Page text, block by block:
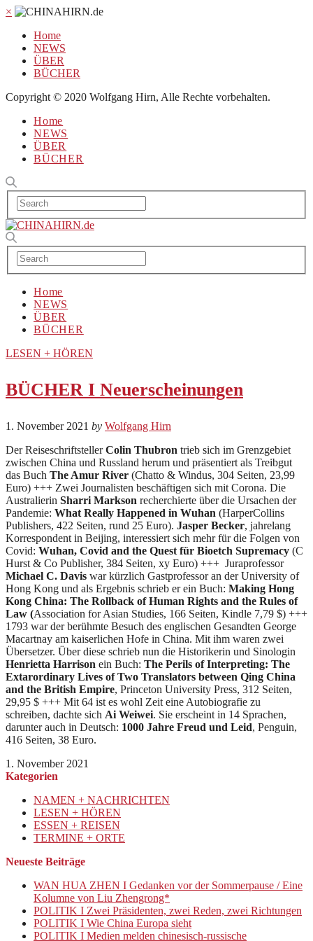
×
Home
NEWS
ÜBER
BÜCHER
Copyright © 2020 Wolfgang Hirn, Alle Rechte vorbehalten.
Home
NEWS
ÜBER
BÜCHER
Home
NEWS
ÜBER
BÜCHER
LESEN + HÖREN
BÜCHER I Neuerscheinungen
1. November 2021 by Wolfgang Hirn
Der ReiseschriftstellerColin Thubron trieb sich im Grenzgebiet
zwischen China und Russland herum und präsentiert als Treibgut
das Buch The Amur River (Chatto & Windus, 304 Seiten, 23,99
Euro) +++ Zwei Journalisten beschäftigen sich mit Corona. Die
Australierin Sharri Markson recherchierte über die Ursachen der
Pandemie: What Really Happened in Wuhan (HarperCollins
Publishers, 422 Seiten, rund 25 Euro). Jasper Becker, jahrelang
Korrespondent in Beijing, interessiert sich mehr für die Folgen von
Covid: Wuhan, Covid and the Quest für Bioetch Supremacy (C
Hurst & Co Publisher, 384 Seiten, xy Euro) +++ Juraprofessor
Michael C. Davis war kürzlich Gastprofessor an der University of
Hong Kong und als Ergebnis schrieb er ein Buch: Making Hong
Kong China: The Rollback of Human Rights and the Rules of
Law (Association for Asian Studies, 166 Seiten, Kindle 7,79 $) +++
1793 war der berühmte Besuch des englischen Gesandten George
Macartnay am kaiserlichen Hofe in China. Mit ihm waren zwei
Übersetzer. Über diese schrieb nun die Historikerin und Sinologin
Henrietta Harrison ein Buch: The Perils of Interpreting: The
Extarordinary Lives of Two Translators between Qing China
and the British Empire, Princeton University Press, 312 Seiten,
29,95 $ +++ Mit 64 ist es wohl Zeit eine Autobiografie zu
schreiben, dachte sich Ai Weiwei. Sie erscheint in 14 Sprachen,
darunter auch in Deutsch: 1000 Jahre Freud und Leid, Penguin,
416 Seiten, 38 Euro.
1. November 2021
Kategorien
NAMEN + NACHRICHTEN
LESEN + HÖREN
ESSEN + REISEN
TERMINE + ORTE
Neueste Beiträge
WAN HUA ZHEN I Gedanken vor der Sommerpause / Eine
Kolumne von Liu Zhengrong*
POLITIK I Zwei Präsidenten, zwei Reden, zwei Richtungen
POLITIK I Wie China Europa sieht
POLITIK I Medien melden chinesisch-russische